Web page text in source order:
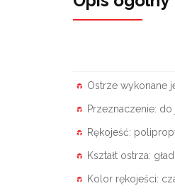
Ostrze wykonane
Przeznaczenie: do
Rękojeść:
Kształt ostrza:
Kolor rękojeści: